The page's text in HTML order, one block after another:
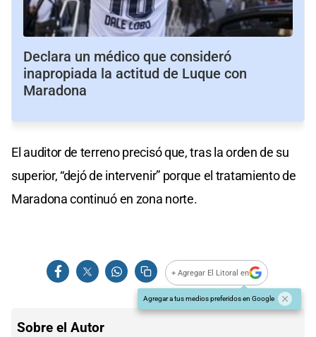
Declara un médico que consideró
inapropiada la actitud de Luque con
Maradona
El auditor de terreno precisó que, tras la orden de su
superior, “dejó de intervenir” porque el tratamiento de
Maradona continuó en zona norte.
+ Agregar El Litoral en
Agregar a tus medios preferidos en Google
Sobre el Autor